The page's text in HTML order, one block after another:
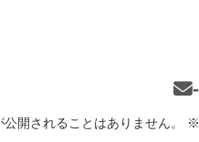
-
開されることはありません。 ※